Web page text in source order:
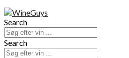
Search
Search